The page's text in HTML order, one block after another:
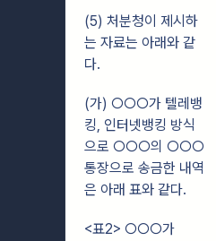
(5) 처분청이 제시하
는 자료는 아래와 같
다.
(가) ○○○가 텔레뱅
킹, 인터넷뱅킹 방식
으로 ○○○의 ○○○
통장으로 송금한 내역
은 아래 표와 같다.
<표2> ○○○가